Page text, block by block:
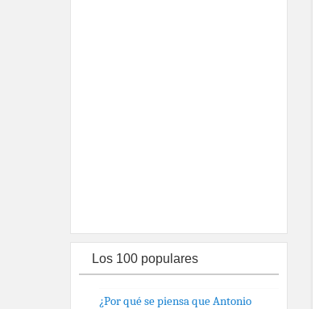
Los 100 populares
¿Por qué se piensa que Antonio